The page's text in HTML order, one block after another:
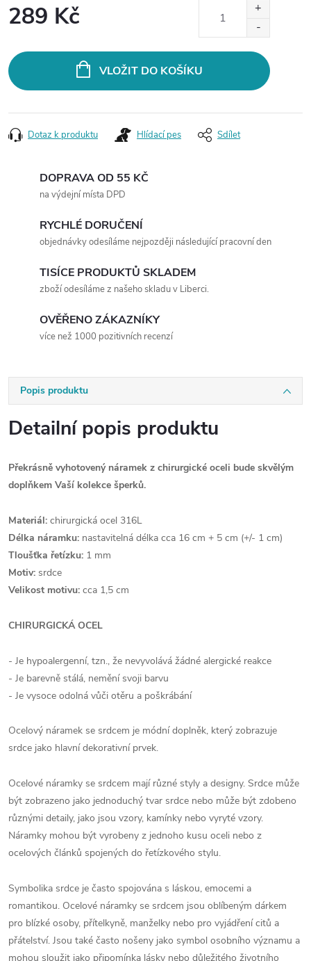
289 Kč
VLOŽIT DO KOŠÍKU
Dotaz k produktu Hlídací pes Sdílet
DOPRAVA OD 55 KČ
na výdejní místa DPD
RYCHLÉ DORUČENÍ
objednávky odesíláme nejpozději následující pracovní den
TISÍCE PRODUKTŮ SKLADEM
zboží odesíláme z našeho skladu v Liberci.
OVĚŘENO ZÁKAZNÍKY
více než 1000 pozitivních recenzí
Popis produktu
Detailní popis produktu
Překrásně vyhotovený náramek z chirurgické oceli bude skvělým
doplňkem Vaší kolekce šperků.
Materiál: chirurgická ocel 316L
Délka náramku: nastavitelná délka cca 16 cm + 5 cm (+/- 1 cm)
Tloušťka řetízku: 1 mm
Motiv: srdce
Velikost motivu: cca 1,5 cm
CHIRURGICKÁ OCEL
- Je hypoalergenní, tzn., že nevyvolává žádné alergické reakce
- Je barevně stálá, nemění svoji barvu
- Je vysoce odolná vůči otěru a poškrábání
Ocelový náramek se srdcem je módní doplněk, který zobrazuje
srdce jako hlavní dekorativní prvek.
Ocelové náramky se srdcem mají různé styly a designy. Srdce může
být zobrazeno jako jednoduchý tvar srdce nebo může být zdobeno
různými detaily, jako jsou vzory, kamínky nebo vyryté vzory.
Náramky mohou být vyrobeny z jednoho kusu oceli nebo z
ocelových článků spojených do řetízkového stylu.
Symbolika srdce je často spojována s láskou, emocemi a
romantikou. Ocelové náramky se srdcem jsou oblíbeným dárkem
pro blízké osoby, přítelkyně, manželky nebo pro vyjádření citů a
přátelství. Jsou také často nošeny jako symbol osobního významu a
mohou sloužit jako připomínka lásky nebo důležitého životního